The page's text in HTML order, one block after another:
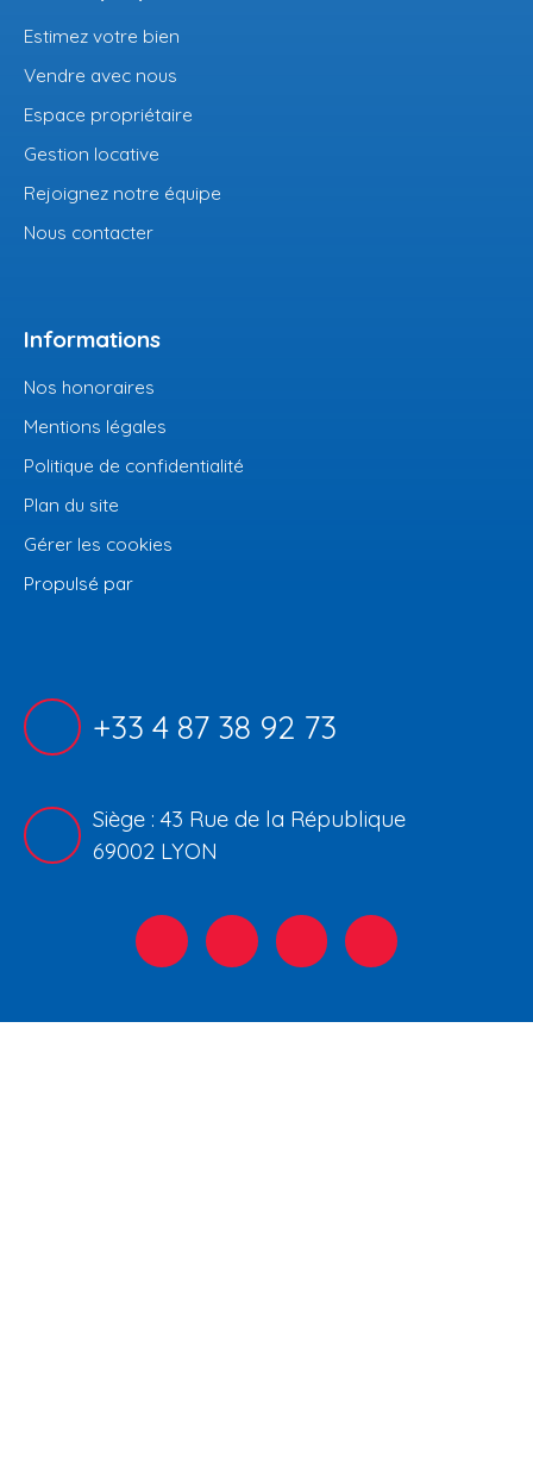
Estimez votre bien
Vendre avec nous
Espace propriétaire
Gestion locative
Rejoignez notre équipe
Nous contacter
Informations
Nos honoraires
Mentions légales
Politique de confidentialité
Plan du site
Gérer les cookies
Propulsé par
+33 4 87 38 92 73
Siège : 43 Rue de la République
69002 LYON